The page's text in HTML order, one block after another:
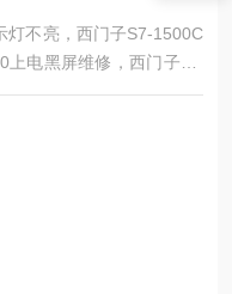
灯不亮，西门子S7-1500C
电黑屏维修，西门子CP
上电无显示维修，西
，西门子CPU1500接错
灯维修，西门子PLC150